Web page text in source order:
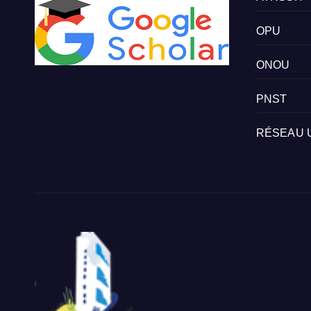
OPU
ONOU
PNST
RÉSEAU